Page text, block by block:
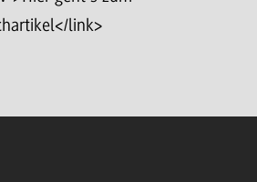
link>